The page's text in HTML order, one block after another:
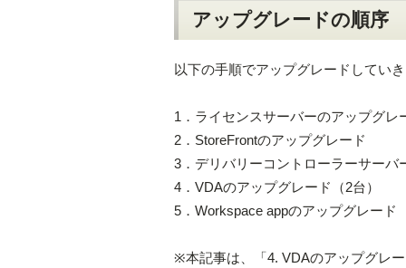
アップグレードの順序
以下の手順でアップグレードしてい
1．ライセンスサーバーのアップグレ
2．StoreFrontのアップグレード
3．デリバリーコントローラーサーバ
4．VDAのアップグレード（2台）
5．Workspace appのアップグレード
※本記事は、「4. VDAのアップグレ